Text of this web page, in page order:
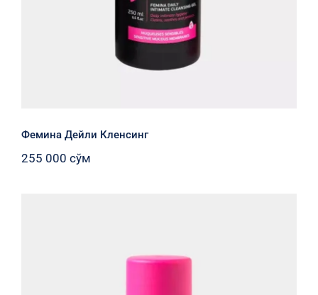
Фемина Дейли Кленсинг
255 000 сўм